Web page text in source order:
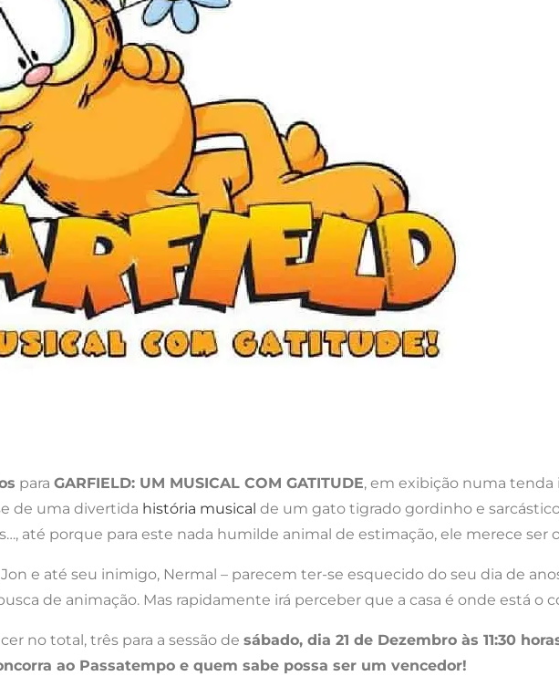
para GARFIELD: UM MUSICAL COM GATITUDE, em exibição numa tenda
de uma divertida história musical de um gato tigrado gordinho e
até porque para este nada humilde animal de estimação, ele merece
e até seu inimigo, Nermal – parecem ter-se esquecido do seu dia de
de animação. Mas rapidamente irá perceber que a casa é onde está o
no total, três para a sessão de sábado, dia 21 de Dezembro às 11:30
ao Passatempo e quem sabe possa ser um vencedor!